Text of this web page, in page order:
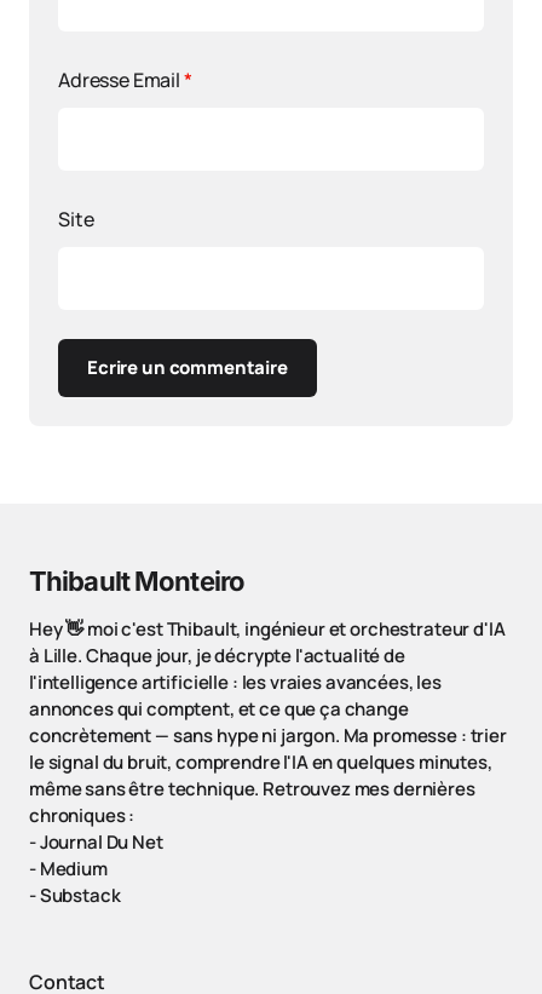
Adresse Email*
Site
Ecrire un commentaire
Thibault Monteiro
Hey 👋 moi c'est Thibault, ingénieur et orchestrateur d'IA
à Lille. Chaque jour, je décrypte l'actualité de
l'intelligence artificielle : les vraies avancées, les
annonces qui comptent, et ce que ça change
concrètement — sans hype ni jargon. Ma promesse : trier
le signal du bruit, comprendre l'IA en quelques minutes,
même sans être technique. Retrouvez mes dernières
chroniques :
-Journal Du Net
-Medium
-Substack
Contact